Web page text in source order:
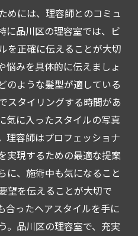
めには、理容師とのコミュ
に品川区の理容室では、ビ
を正確に伝えることが大切
悩みを具体的に伝えましょ
のような髪型が適している
スタイリングする時間があ
気に入ったスタイルの写真
理容師はプロフェッショナ
実現するための最適な提案
に、施術中も気になること
望を伝えることが大切で
合ったヘアスタイルを手に
。品川区の理容室で、充実